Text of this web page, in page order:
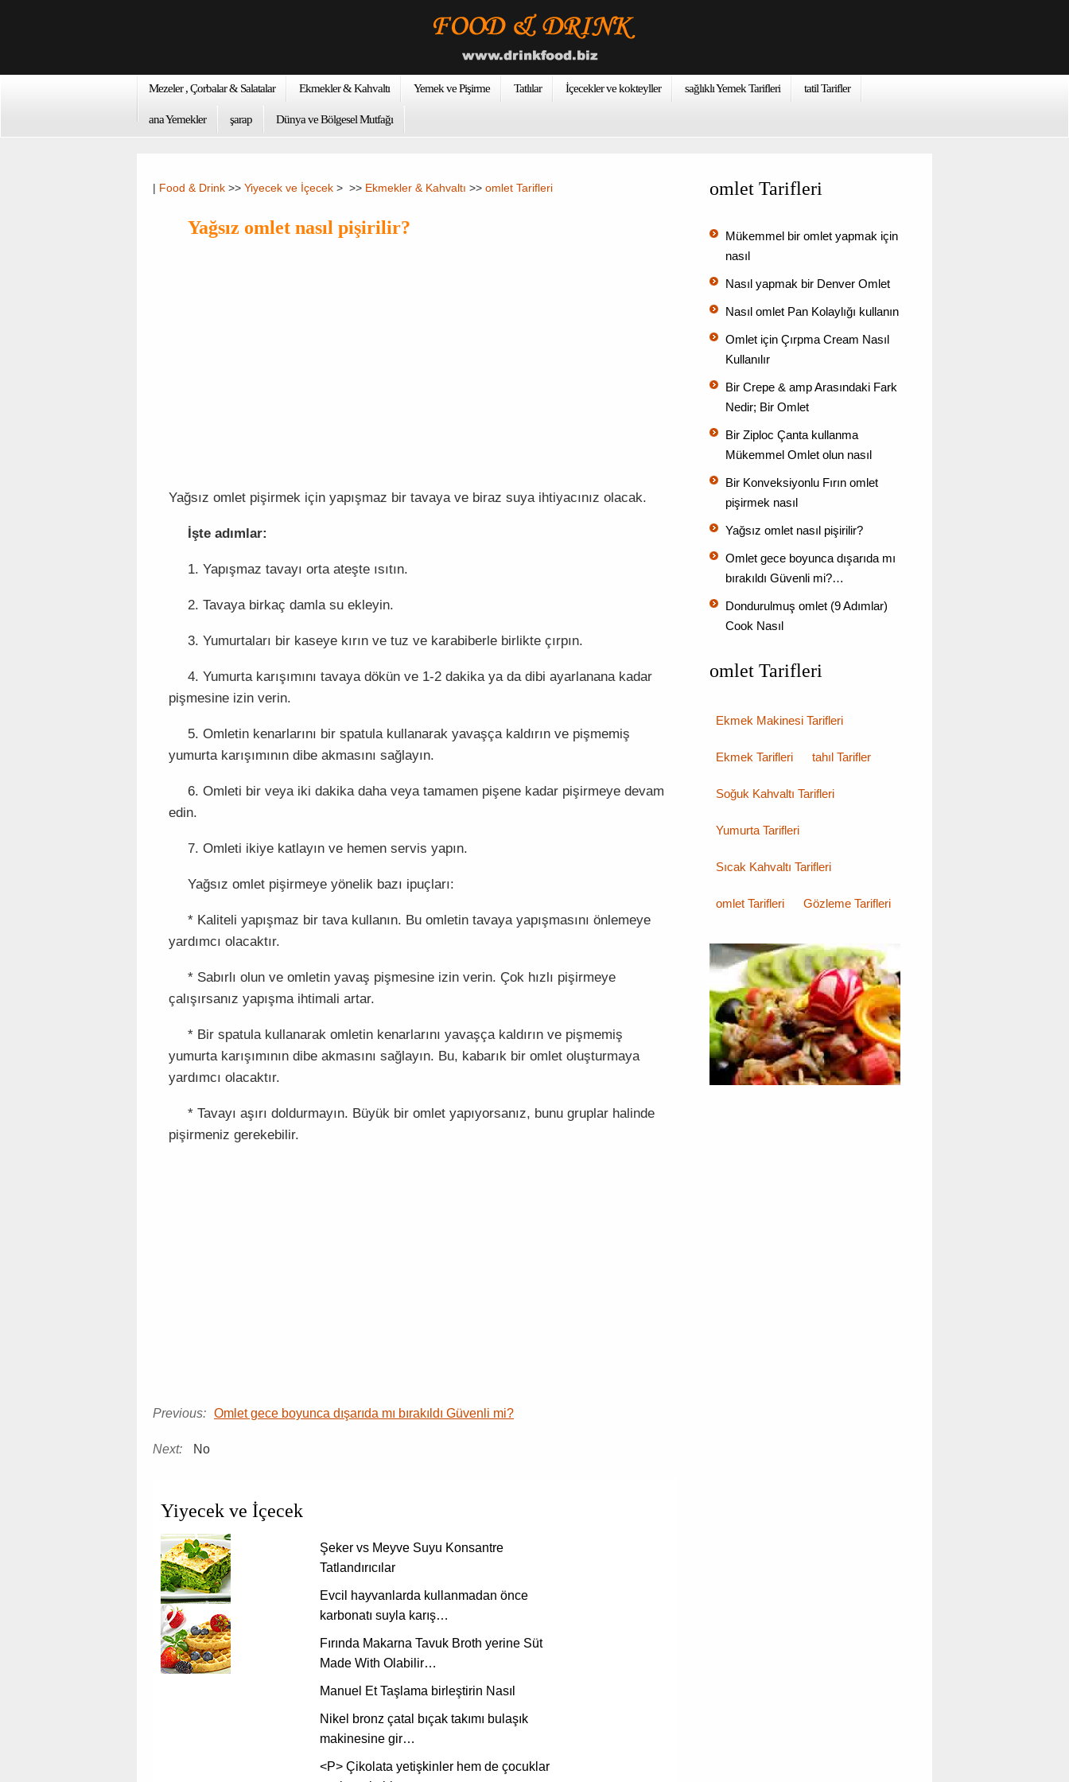
Mezeler , Çorbalar & Salatalar Ekmekler & Kahvaltı Yemek ve Pişirme Tatlılar İçecekler ve kokteyller sağlıklı Yemek Tarifleri tatil Tarifler
ana Yemekler şarap Dünya ve Bölgesel Mutfağı
| Food & Drink >> Yiyecek ve İçecek > >> Ekmekler & Kahvaltı >> omlet Tarifleri
Yağsız omlet nasıl pişirilir?
Yağsız omlet pişirmek için yapışmaz bir tavaya ve biraz suya ihtiyacınız olacak.
İşte adımlar:
1. Yapışmaz tavayı orta ateşte ısıtın.
2. Tavaya birkaç damla su ekleyin.
3. Yumurtaları bir kaseye kırın ve tuz ve karabiberle birlikte çırpın.
4. Yumurta karışımını tavaya dökün ve 1-2 dakika ya da dibi ayarlanana kadar
pişmesine izin verin.
5. Omletin kenarlarını bir spatula kullanarak yavaşça kaldırın ve pişmemiş
yumurta karışımının dibe akmasını sağlayın.
6. Omleti bir veya iki dakika daha veya tamamen pişene kadar pişirmeye devam
edin.
7. Omleti ikiye katlayın ve hemen servis yapın.
Yağsız omlet pişirmeye yönelik bazı ipuçları:
* Kaliteli yapışmaz bir tava kullanın. Bu omletin tavaya yapışmasını önlemeye
yardımcı olacaktır.
* Sabırlı olun ve omletin yavaş pişmesine izin verin. Çok hızlı pişirmeye
çalışırsanız yapışma ihtimali artar.
* Bir spatula kullanarak omletin kenarlarını yavaşça kaldırın ve pişmemiş
yumurta karışımının dibe akmasını sağlayın. Bu, kabarık bir omlet oluşturmaya
yardımcı olacaktır.
* Tavayı aşırı doldurmayın. Büyük bir omlet yapıyorsanız, bunu gruplar halinde
pişirmeniz gerekebilir.
Previous: Omlet gece boyunca dışarıda mı bırakıldı Güvenli mi?
Next: No
Yiyecek ve İçecek
Şeker vs Meyve Suyu Konsantre
Tatlandırıcılar
Evcil hayvanlarda kullanmadan önce
karbonatı suyla karış…
Fırında Makarna Tavuk Broth yerine Süt
Made With Olabilir…
Manuel Et Taşlama birleştirin Nasıl
Nikel bronz çatal bıçak takımı bulaşık
makinesine gir…
<P> Çikolata yetişkinler hem de çocuklar
omlet Tarifleri
Mükemmel bir omlet yapmak için
nasıl
Nasıl yapmak bir Denver Omlet
Nasıl omlet Pan Kolaylığı kullanın
Omlet için Çırpma Cream Nasıl
Kullanılır
Bir Crepe & amp Arasındaki Fark
Nedir; Bir Omlet
Bir Ziploc Çanta kullanma
Mükemmel Omlet olun nasıl
Bir Konveksiyonlu Fırın omlet
pişirmek nasıl
Yağsız omlet nasıl pişirilir?
Omlet gece boyunca dışarıda mı
bırakıldı Güvenli mi?…
Dondurulmuş omlet (9 Adımlar)
Cook Nasıl
omlet Tarifleri
Ekmek Makinesi Tarifleri
Ekmek Tarifleri tahıl Tarifler
Soğuk Kahvaltı Tarifleri
Yumurta Tarifleri
Sıcak Kahvaltı Tarifleri
omlet Tarifleri Gözleme Tarifleri